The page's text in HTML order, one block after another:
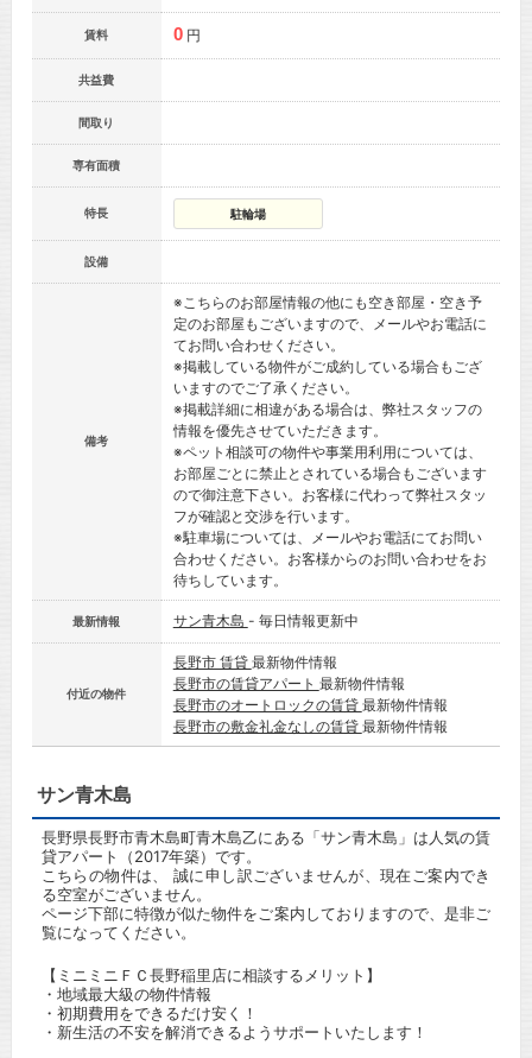
賃料 0 円
共益費
間取り
専有面積
特長 駐輪場
設備
備考
※こちらのお部屋情報の他にも空き部屋・空き予
定のお部屋もございますので、メールやお電話に
てお問い合わせください。
※掲載している物件がご成約している場合もござ
いますのでご了承ください。
※掲載詳細に相違がある場合は、弊社スタッフの
情報を優先させていただきます。
※ペット相談可の物件や事業用利用については、
お部屋ごとに禁止とされている場合もございます
ので御注意下さい。お客様に代わって弊社スタッ
フが確認と交渉を行います。
※駐車場については、メールやお電話にてお問い
合わせください。お客様からのお問い合わせをお
待ちしています。
最新情報 サン青木島 - 毎日情報更新中
付近の物件
長野市 賃貸 最新物件情報
長野市の賃貸アパート 最新物件情報
長野市のオートロックの賃貸 最新物件情報
長野市の敷金礼金なしの賃貸 最新物件情報
サン青木島
長野県長野市青木島町青木島乙にある「サン青木島」は人気の賃
貸アパート（2017年築）です。
こちらの物件は、 誠に申し訳ございませんが、現在ご案内でき
る空室がございません。
ページ下部に特徴が似た物件をご案内しておりますので、是非ご
覧になってください。
【ミニミニＦＣ長野稲里店に相談するメリット】
・地域最大級の物件情報
・初期費用をできるだけ安く！
・新生活の不安を解消できるようサポートいたします！